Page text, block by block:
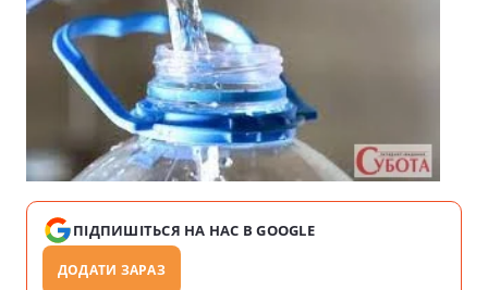
ПІДПИШІТЬСЯ НА НАС В GOOGLE
ДОДАТИ ЗАРАЗ